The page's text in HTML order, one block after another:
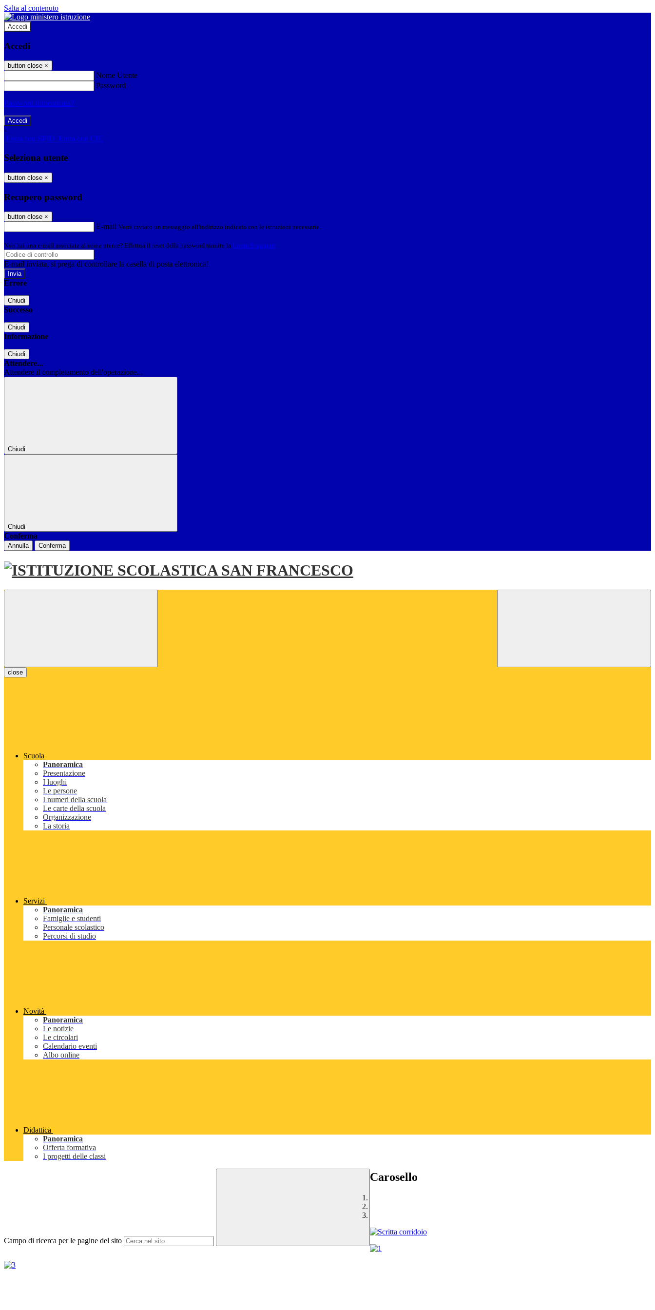
Salta al contenuto
Accedi
Accedi
button close ×
Nome Utente
Password
Password dimenticata?
-
Entra con SPID Entra con CIE
Seleziona utente
button close ×
Recupero password
button close ×
E-mail Verrà inviato un messaggio all'indirizzo indicato con le istruzioni necessarie.
Non hai una e-mail associata al nome utente? Effettua il reset della password tramite la Login Spaggiari
E-mail inviata, si prega di controllare la casella di posta elettronica!
Errore
Chiudi
Successo
Chiudi
Informazione
Chiudi
Attendere...
Attendere il completamento dell'operazione...
Chiudi
Chiudi
Conferma
Annulla Conferma
close
Scuola
Panoramica
Presentazione
I luoghi
Le persone
I numeri della scuola
Le carte della scuola
Organizzazione
La storia
Servizi
Panoramica
Famiglie e studenti
Personale scolastico
Percorsi di studio
Novità
Panoramica
Le notizie
Le circolari
Calendario eventi
Albo online
Didattica
Panoramica
Offerta formativa
I progetti delle classi
Campo di ricerca per le pagine del sito
Carosello